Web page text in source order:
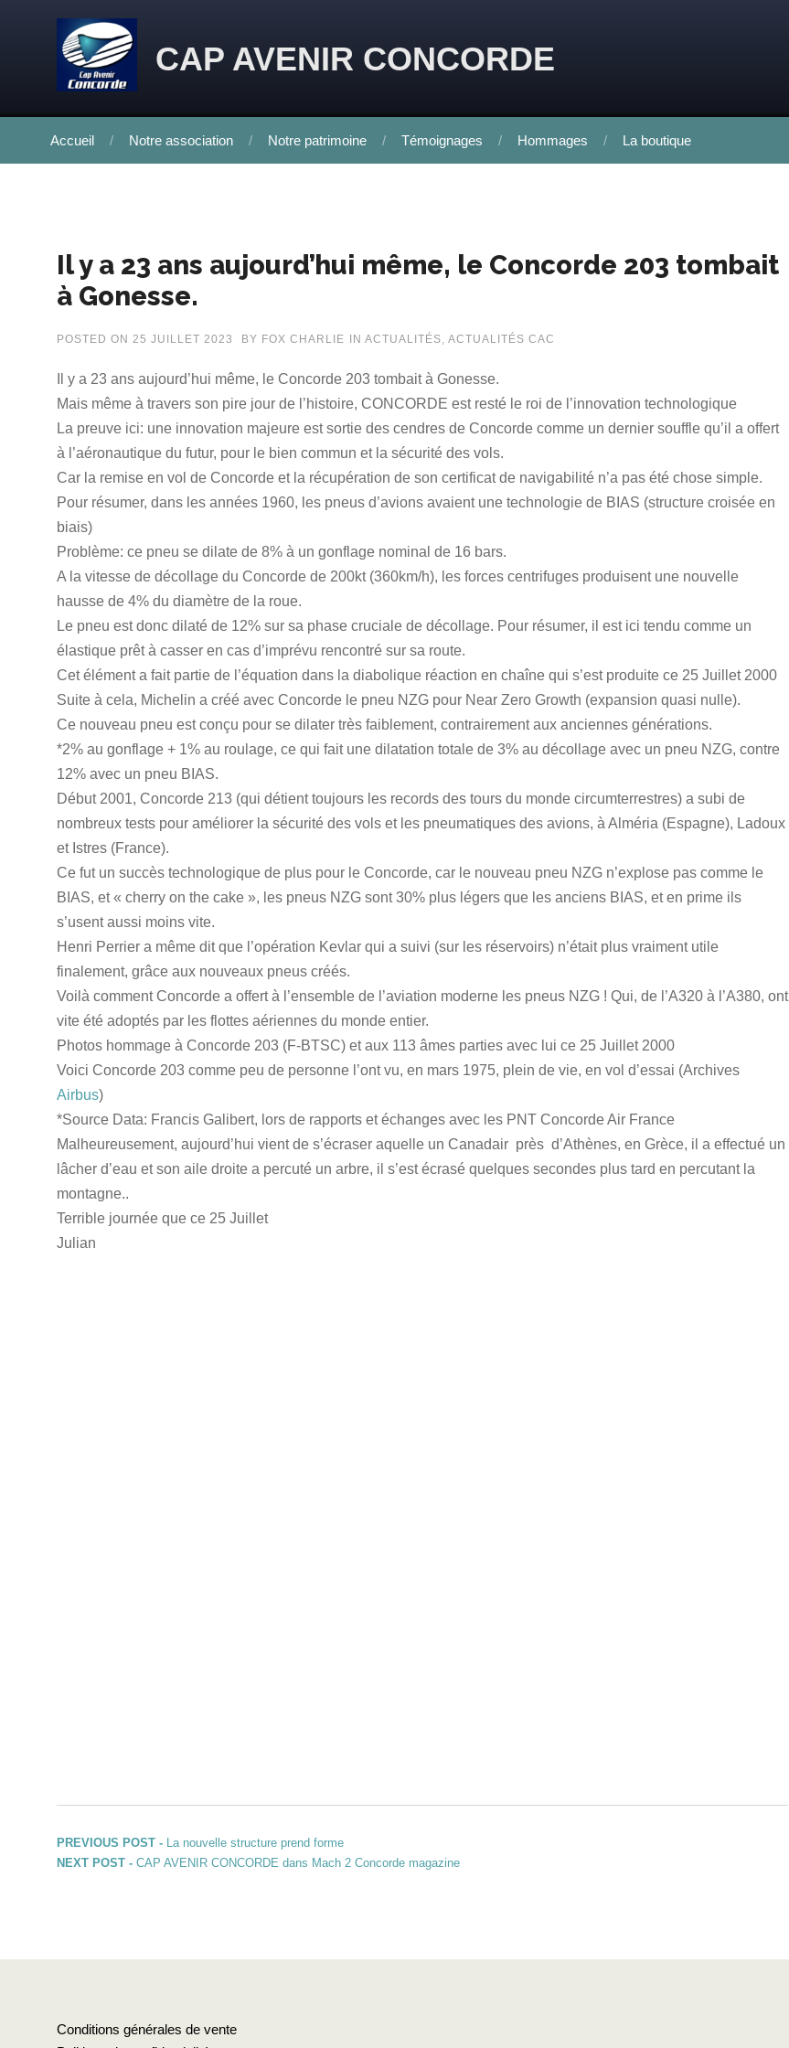
CAP AVENIR CONCORDE
Accueil Notre association Notre patrimoine Témoignages Hommages La boutique
Il y a 23 ans aujourd’hui même, le Concorde 203 tombait
à Gonesse.
POSTED ON 25 JUILLET 2023 BY FOX CHARLIE IN ACTUALITÉS, ACTUALITÉS CAC
Il y a 23 ans aujourd’hui même, le Concorde 203 tombait à Gonesse.
Mais même à travers son pire jour de l’histoire, CONCORDE est resté le roi de l’innovation technologique
La preuve ici: une innovation majeure est sortie des cendres de Concorde comme un dernier souffle qu’il a offert
à l’aéronautique du futur, pour le bien commun et la sécurité des vols.
Car la remise en vol de Concorde et la récupération de son certificat de navigabilité n’a pas été chose simple.
Pour résumer, dans les années 1960, les pneus d’avions avaient une technologie de BIAS (structure croisée en
biais)
Problème: ce pneu se dilate de 8% à un gonflage nominal de 16 bars.
A la vitesse de décollage du Concorde de 200kt (360km/h), les forces centrifuges produisent une nouvelle
hausse de 4% du diamètre de la roue.
Le pneu est donc dilaté de 12% sur sa phase cruciale de décollage. Pour résumer, il est ici tendu comme un
élastique prêt à casser en cas d’imprévu rencontré sur sa route.
Cet élément a fait partie de l’équation dans la diabolique réaction en chaîne qui s’est produite ce 25 Juillet 2000
Suite à cela, Michelin a créé avec Concorde le pneu NZG pour Near Zero Growth (expansion quasi nulle).
Ce nouveau pneu est conçu pour se dilater très faiblement, contrairement aux anciennes générations.
*2% au gonflage + 1% au roulage, ce qui fait une dilatation totale de 3% au décollage avec un pneu NZG, contre
12% avec un pneu BIAS.
Début 2001, Concorde 213 (qui détient toujours les records des tours du monde circumterrestres) a subi de
nombreux tests pour améliorer la sécurité des vols et les pneumatiques des avions, à Alméria (Espagne), Ladoux
et Istres (France).
Ce fut un succès technologique de plus pour le Concorde, car le nouveau pneu NZG n’explose pas comme le
BIAS, et « cherry on the cake », les pneus NZG sont 30% plus légers que les anciens BIAS, et en prime ils
s’usent aussi moins vite.
Henri Perrier a même dit que l’opération Kevlar qui a suivi (sur les réservoirs) n’était plus vraiment utile
finalement, grâce aux nouveaux pneus créés.
Voilà comment Concorde a offert à l’ensemble de l’aviation moderne les pneus NZG ! Qui, de l’A320 à l’A380, ont
vite été adoptés par les flottes aériennes du monde entier.
Photos hommage à Concorde 203 (F-BTSC) et aux 113 âmes parties avec lui ce 25 Juillet 2000
Voici Concorde 203 comme peu de personne l’ont vu, en mars 1975, plein de vie, en vol d’essai (Archives
Airbus)
*Source Data: Francis Galibert, lors de rapports et échanges avec les PNT Concorde Air France
Malheureusement, aujourd’hui vient de s’écraser aquelle un Canadair près d’Athènes, en Grèce, il a effectué un
lâcher d’eau et son aile droite a percuté un arbre, il s’est écrasé quelques secondes plus tard en percutant la
montagne..
Terrible journée que ce 25 Juillet
Julian
Navigation de l’article
PREVIOUS POST - Previous post:
La nouvelle structure prend forme
NEXT POST - Next post:
CAP AVENIR CONCORDE dans Mach 2 Concorde magazine
Conditions générales de vente